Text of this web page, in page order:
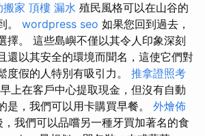
搬家 頂樓 漏水 殖民風格可以在山谷的
。 wordpress seo 如果您回到過去，
擇。 這些島嶼不僅以其令人印象深刻
還以其安全的環境而聞名，這使它們對
度假的人特別有吸引力。 推拿證照考
上在客戶中心提取現金，但沒有自動
是，我們可以用卡購買早餐。 外燴佈
，我們可以品嚐另一種牙買加著名的食